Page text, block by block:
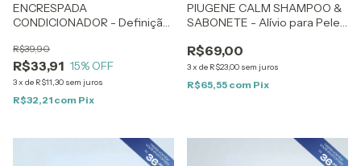
ENCRESPADA
CONDICIONADOR - Definição
Cacheados - 200ml
R$33,91
R$39,90
15% OFF
3x de R$11,30 sem juros
R$32,21 com Pix
PIUGENE CALM SHAMPOO &
SABONETE - Alívio para Peles
200ml
R$69,00
3x de R$23,00 sem juros
R$65,55 com Pix